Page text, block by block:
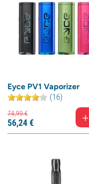
Eyce PV1 Vaporizer
(16)
74,99€
56,24€